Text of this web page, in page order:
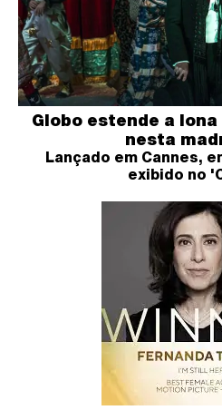
Globo estende a lona
nesta
Lançado em Cannes,
exibido no